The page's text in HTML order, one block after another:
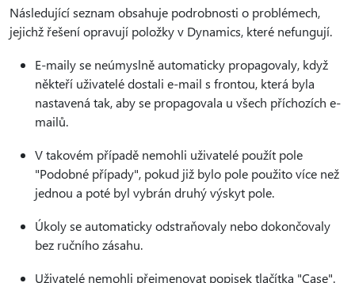
Následující seznam obsahuje podrobnosti o problémech,
jejichž řešení opravují položky v Dynamics, které nefungují.
E-maily se neúmyslně automaticky propagovaly, když
někteří uživatelé dostali e-mail s frontou, která byla
nastavená tak, aby se propagovala u všech příchozích e-
mailů.
V takovém případě nemohli uživatelé použít pole
"Podobné případy", pokud již bylo pole použito více než
jednou a poté byl vybrán druhý výskyt pole.
Úkoly se automaticky odstraňovaly nebo dokončovaly
bez ručního zásahu.
Uživatelé nemohli přejmenovat popisek tlačítka "Case".